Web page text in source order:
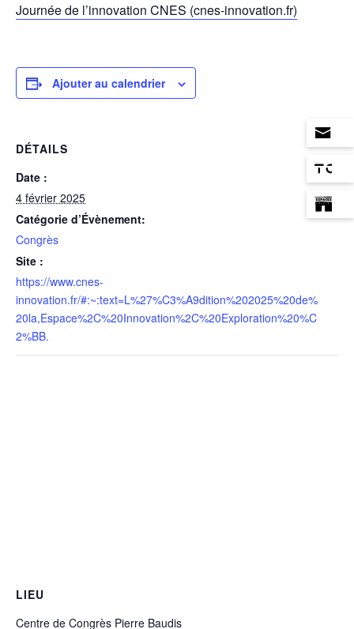
Journée de l’innovation CNES (cnes-innovation.fr)
Ajouter au calendrier
DÉTAILS
Date :
4 février 2025
Catégorie d’Évènement:
Congrès
Site :
https://www.cnes-
innovation.fr/#:~:text=L%27%C3%A9dition%202025%20de%
20la,Espace%2C%20Innovation%2C%20Exploration%20%C
2%BB.
LIEU
Centre de Congrès Pierre Baudis